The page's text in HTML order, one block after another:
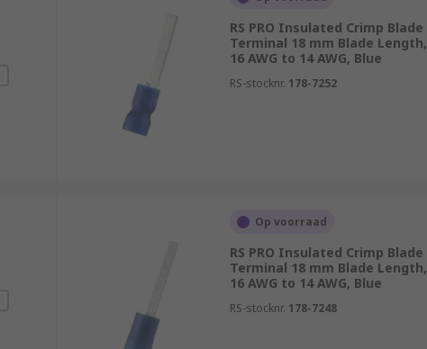
RS PRO Insulated Crimp Blade
Terminal 18 mm Blade Length,
16 AWG to 14 AWG, Blue
RS-stocknr. 178-7252
Op voorraad
RS PRO Insulated Crimp Blade
Terminal 18 mm Blade Length,
16 AWG to 14 AWG, Blue
RS-stocknr. 178-7248